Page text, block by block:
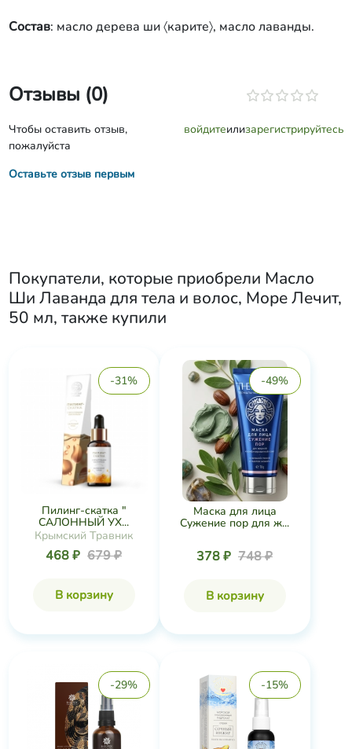
Состав: масло дерева ши 〈карите〉, масло лаванды.
Отзывы (0)
Чтобы оставить отзыв,
пожалуйста
войдитеилизарегистрируйтесь
Оставьте отзыв первым
Покупатели, которые приобрели Масло
Ши Лаванда для тела и волос, Море Лечит,
50 мл, также купили
-31%
Пилинг-скатка "
САЛОННЫЙ УХ...
Крымский Травник
468 ₽ 679 ₽
В корзину
-49%
Маска для лица
Сужение пор для ж...
378 ₽ 748 ₽
В корзину
-29% -15%